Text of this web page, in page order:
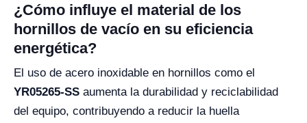
¿Cómo influye el material de los
hornillos de vacío en su eficiencia
energética?
El uso de acero inoxidable en hornillos como el
YR05265-SS aumenta la durabilidad y reciclabilidad
del equipo, contribuyendo a reducir la huella